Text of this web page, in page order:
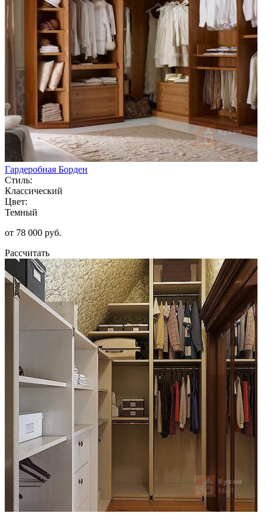
Гардеробная Борден
Стиль:
Классический
Цвет:
Темный
от 78 000 руб.
Рассчитать